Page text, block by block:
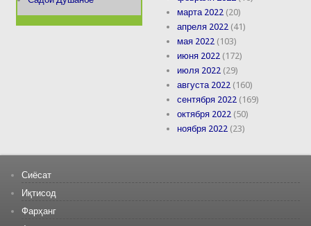
марта 2022 (20)
апреля 2022 (41)
мая 2022 (103)
июня 2022 (172)
июля 2022 (29)
августа 2022 (160)
сентября 2022 (169)
октября 2022 (50)
ноября 2022 (23)
Сиёсат
Иқтисод
Фарҳанг